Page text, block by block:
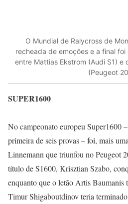
O Mundial de Ralycross de
recheada de emoções e a final foi
entre Mattias Ekstrom (Audi S1) e
(Peugeot
SUPER1600
No campeonato europeu Super1600
primeira de seis provas – foi, mais
Linnemann que triunfou no Peugeot
título de S1600, Krisztian Szabo,
enquanto que o letão Artis Baumanis
Timur Shigaboutdinov teria